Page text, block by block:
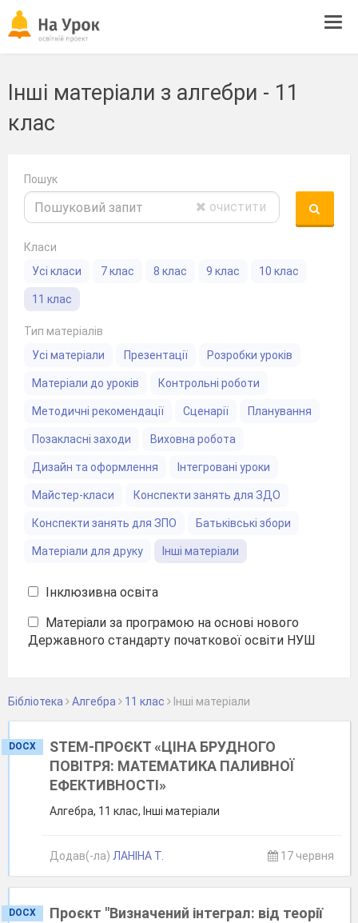
Інші матеріали з алгебри - 11
клас
Пошук
очистити
Класи
Усі класи
7 клас 8 клас 9 клас 10 клас
11 клас
Тип матеріалів
Усі матеріали
Презентації Розробки уроків
Матеріали до уроків Контрольні роботи
Методичні рекомендації Сценарії Планування
Позакласні заходи Виховна робота
Дизайн та оформлення Інтегровані уроки
Майстер-класи Конспекти занять для ЗДО
Конспекти занять для ЗПО Батьківські збори
Матеріали для друку Інші матеріали
Інклюзивна освіта
Матеріали за програмою на основі нового
Державного стандарту початкової освіти НУШ
Бібліотека Алгебра 11 клас Інші матеріали
DOCX
STEM-ПРОЄКТ «ЦІНА БРУДНОГО
ПОВІТРЯ: МАТЕМАТИКА ПАЛИВНОЇ
ЕФЕКТИВНОСТІ»
Алгебра, 11 клас, Інші матеріали
Додав(-ла) ЛАНІНА Т. 17 червня
DOCX
Проєкт "Визначений інтеграл: від теорії